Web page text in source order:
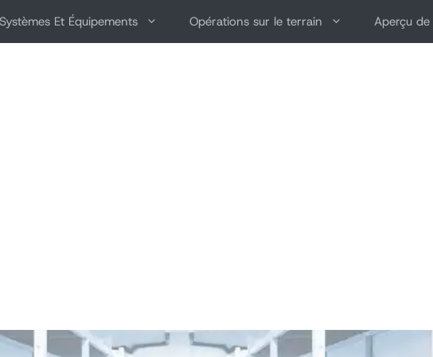
Systèmes Et Équipements Opérations sur le terrain Aperçu